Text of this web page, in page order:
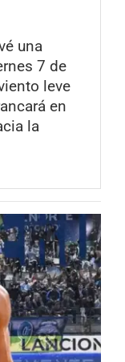
una
7 de
leve
en
la